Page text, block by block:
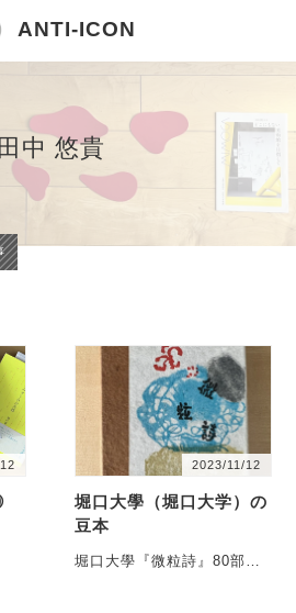
ANTI-ICON
田中 悠貴
2023/11/12
堀口大學（堀口大学）の
豆本
堀口大學『微粒詩』80部限